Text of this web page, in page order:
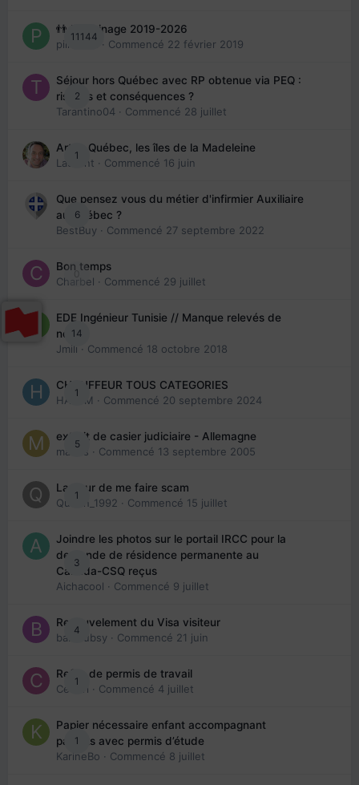
11144
👬 Parrainage 2019-2026
piinoush · Commencé 22 février 2019
2
Séjour hors Québec avec RP obtenue via PEQ :
risques et conséquences ?
Tarantino04 · Commencé 28 juillet
1
Arte : Québec, les îles de la Madeleine
Laurent · Commencé 16 juin
6
Que pensez vous du métier d'infirmier Auxiliaire
au Québec ?
BestBuy · Commencé 27 septembre 2022
0
Bon temps
Charbel · Commencé 29 juillet
14
EDE Ingénieur Tunisie // Manque relevés de
note
Jmili · Commencé 18 octobre 2018
1
CHAUFFEUR TOUS CATEGORIES
HAZEM · Commencé 20 septembre 2024
5
extrait de casier judiciaire - Allemagne
maries · Commencé 13 septembre 2005
1
La peur de me faire scam
Queen_1992 · Commencé 15 juillet
3
Joindre les photos sur le portail IRCC pour la
demande de résidence permanente au
Canada-CSQ reçus
Aichacool · Commencé 9 juillet
4
Renouvelement du Visa visiteur
babibubsy · Commencé 21 juin
1
Refus de permis de travail
Cedbri · Commencé 4 juillet
1
Papier nécessaire enfant accompagnant
parents avec permis d’étude
KarineBo · Commencé 8 juillet